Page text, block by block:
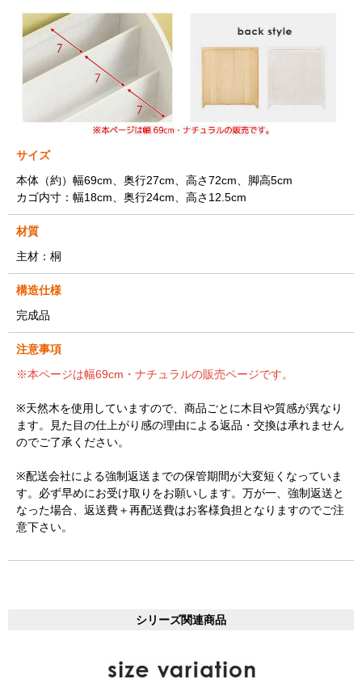
サイズ
本体（約）幅69cm、奥行27cm、高さ72cm、脚高5cm
カゴ内寸：幅18cm、奥行24cm、高さ12.5cm
材質
主材：桐
構造仕様
完成品
注意事項
※本ページは幅69cm・ナチュラルの販売ページです。
※天然木を使用していますので、商品ごとに木目や質感が異なり
ます。見た目の仕上がり感の理由による返品・交換は承れません
のでご了承ください。
※配送会社による強制返送までの保管期間が大変短くなっていま
す。必ず早めにお受け取りをお願いします。万が一、強制返送と
なった場合、返送費＋再配送費はお客様負担となりますのでご注
意下さい。
シリーズ関連商品